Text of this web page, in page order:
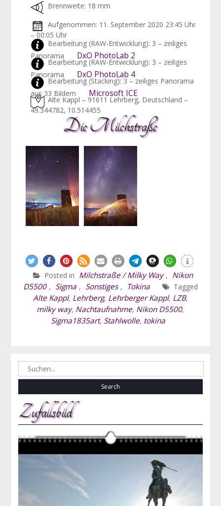
Brennweite: 18 mm
Aufgenommen: 11. September 2020 23:45 Uhr
– 00:05 Uhr
Bearbeitung (RAW-Entwicklung): 3 – zeiliges
Panorama
DxO PhotoLab 2
Bearbeitung (RAW-Entwicklung): 3 – zeiliges
Panorama
DxO PhotoLab 4
Bearbeitung (Stacking): 3 – zeiliges Panorama
aus 33 Bildern
Microsoft ICE
Alte Kappl – 91611 Lehrberg, Deutschland –
49.344782, 10.514455
Die Milchstraße
Posted in Milchstraße / Milky Way , Nikon
D5500 , Sigma , Sonstiges , Tokina Tagged
Alte Kappl, Lehrberg, Lehrberger Kappl, LZB,
milky way, Nachtaufnahme, Nikon D5500,
Sigma1835art, Stahlwolle, tokina
Search
for:
Zufallsbild